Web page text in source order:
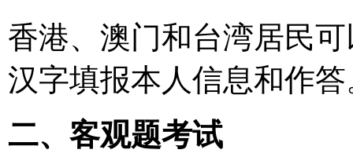
香港、澳门和台湾居民
汉字填报本人信息和作答
二、客观题考试